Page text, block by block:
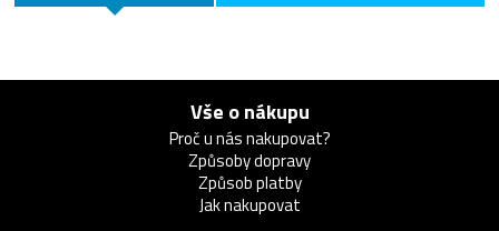
Vše o nákupu
Proč u nás nakupovat?
Způsoby dopravy
Způsob platby
Jak nakupovat